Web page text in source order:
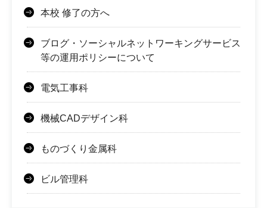
本校 修了の方へ
ブログ・ソーシャルネットワーキングサービス
等の運用ポリシーについて
電気工事科
機械CADデザイン科
ものづくり金属科
ビル管理科